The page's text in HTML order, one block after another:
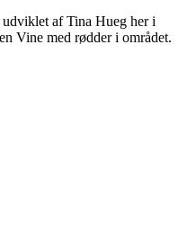
af Tina Hueg her i
Vine med rødder i området.